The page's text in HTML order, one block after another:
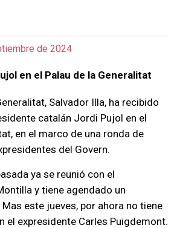
de 2024
en el Palau de la Generalitat
Salvador Illa, ha recibido
catalán Jordi Pujol en el
en el marco de una ronda de
del Govern.
ya se reunió con el
y tiene agendado un
este jueves, por ahora no tiene
el expresidente Carles Puigdemont.